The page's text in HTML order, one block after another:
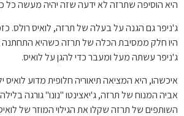
היא הוסיפה שתרזה לא ידעה שזה יהיה מעשה כל
ג'ניפר גם הגנה על בעלה של תרזה, לואיס רולס.
היו חלק ממסיבת הכלה של תרזה כשהיא התחתנה
ג'ניפר עשתה מעל ומעבר כדי להגן על לואיס.
איכשהו, היא המציאה תיאוריה חלופית מדוע
אביה המנוח של תרזה, ג'יאצינטו "נונו" גורגה
השותפים של תרזה שקלו את הגילוי המוזר של